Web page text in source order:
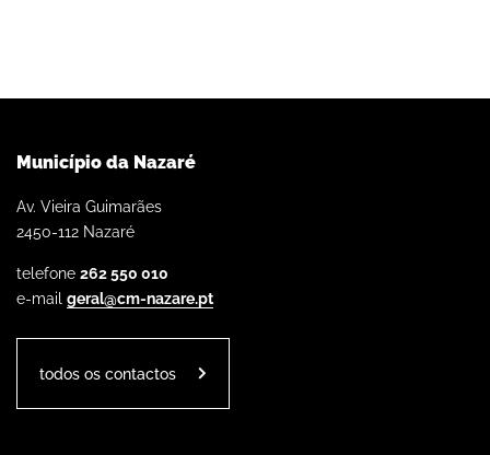
Município da Nazaré
Av. Vieira Guimarães
2450-112 Nazaré
telefone 262 550 010
e-mail geral@cm-nazare.pt
todos os contactos